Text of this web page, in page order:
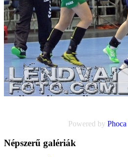
Powered by Phoca
Népszerű galériák